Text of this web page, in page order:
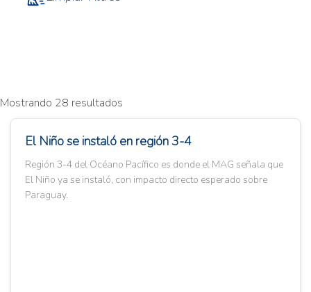
Mostrando 28 resultados
El Niño se instaló en región 3-4
Región 3-4 del Océano Pacífico es donde el MAG señala que
El Niño ya se instaló, con impacto directo esperado sobre
Paraguay.